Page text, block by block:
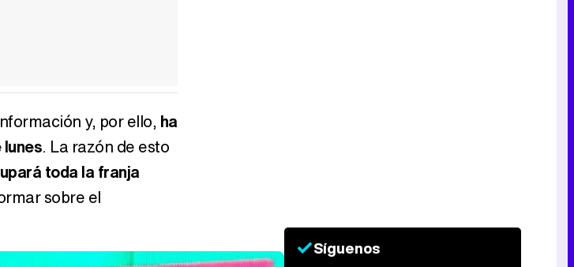
y, por ello, ha
. La razón de esto
toda la franja
sobre el
Síguenos